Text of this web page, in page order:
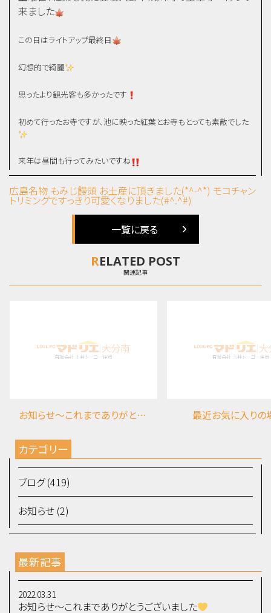
来ました
この日はライトアップ最終日
幻想的で綺麗
思ったより観光客も多かったです
初めて行ったお寺ですが、池に映った紅葉とお寺もとっても素敵でした
来年は昼間も行ってみたいですね
広島名物 もみじ饅頭 お土産に頂きました(*^-^*) モコチャン
トリミングですっきり可愛くなりました(#^.^#)
一覧に戻る
RELATED POST
関連記事
お知らせ～これまでありがとうございました 最近お気に入りの
カテゴリー
ブログ (419)
お知らせ (2)
最新記事
2022.03.31
お知らせ～これまでありがとうございました